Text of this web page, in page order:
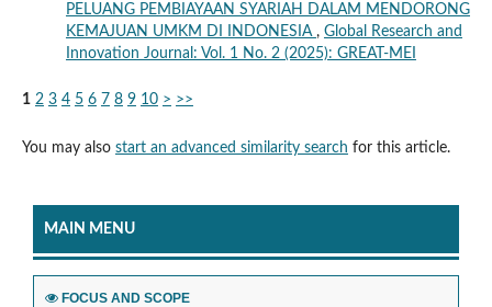
PELUANG PEMBIAYAAN SYARIAH DALAM MENDORONG
KEMAJUAN UMKM DI INDONESIA , Global Research and
Innovation Journal: Vol. 1 No. 2 (2025): GREAT-MEI
1 2 3 4 5 6 7 8 9 10 > >>
You may also start an advanced similarity search for this article.
MAIN MENU
FOCUS AND SCOPE